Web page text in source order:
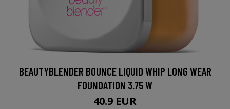
BEAUTYBLENDER BOUNCE LIQUID WHIP LONG WEAR
FOUNDATION 3.75 W
40.9 EUR